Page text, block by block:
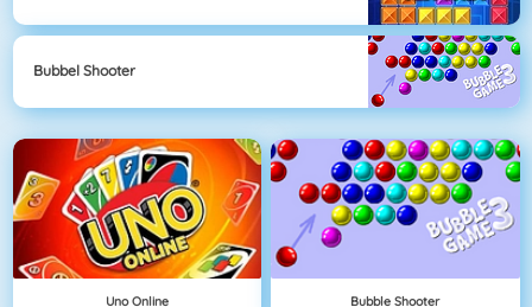
Bubbel Shooter
Uno Online Bubble Shooter